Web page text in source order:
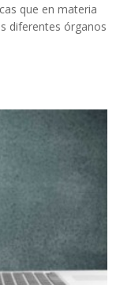
que en materia
diferentes órganos